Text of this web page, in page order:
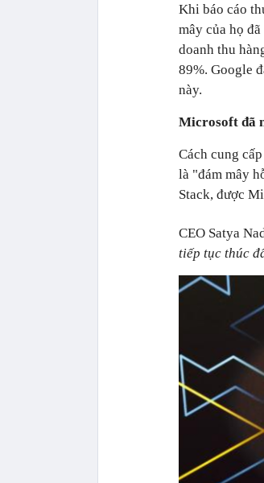
Khi báo cáo
mây của họ
doanh thu
89%. Google
này.
Microsoft đã
Cách cung
là "đám mây
Stack, được
CEO Satya
tiếp tục thúc